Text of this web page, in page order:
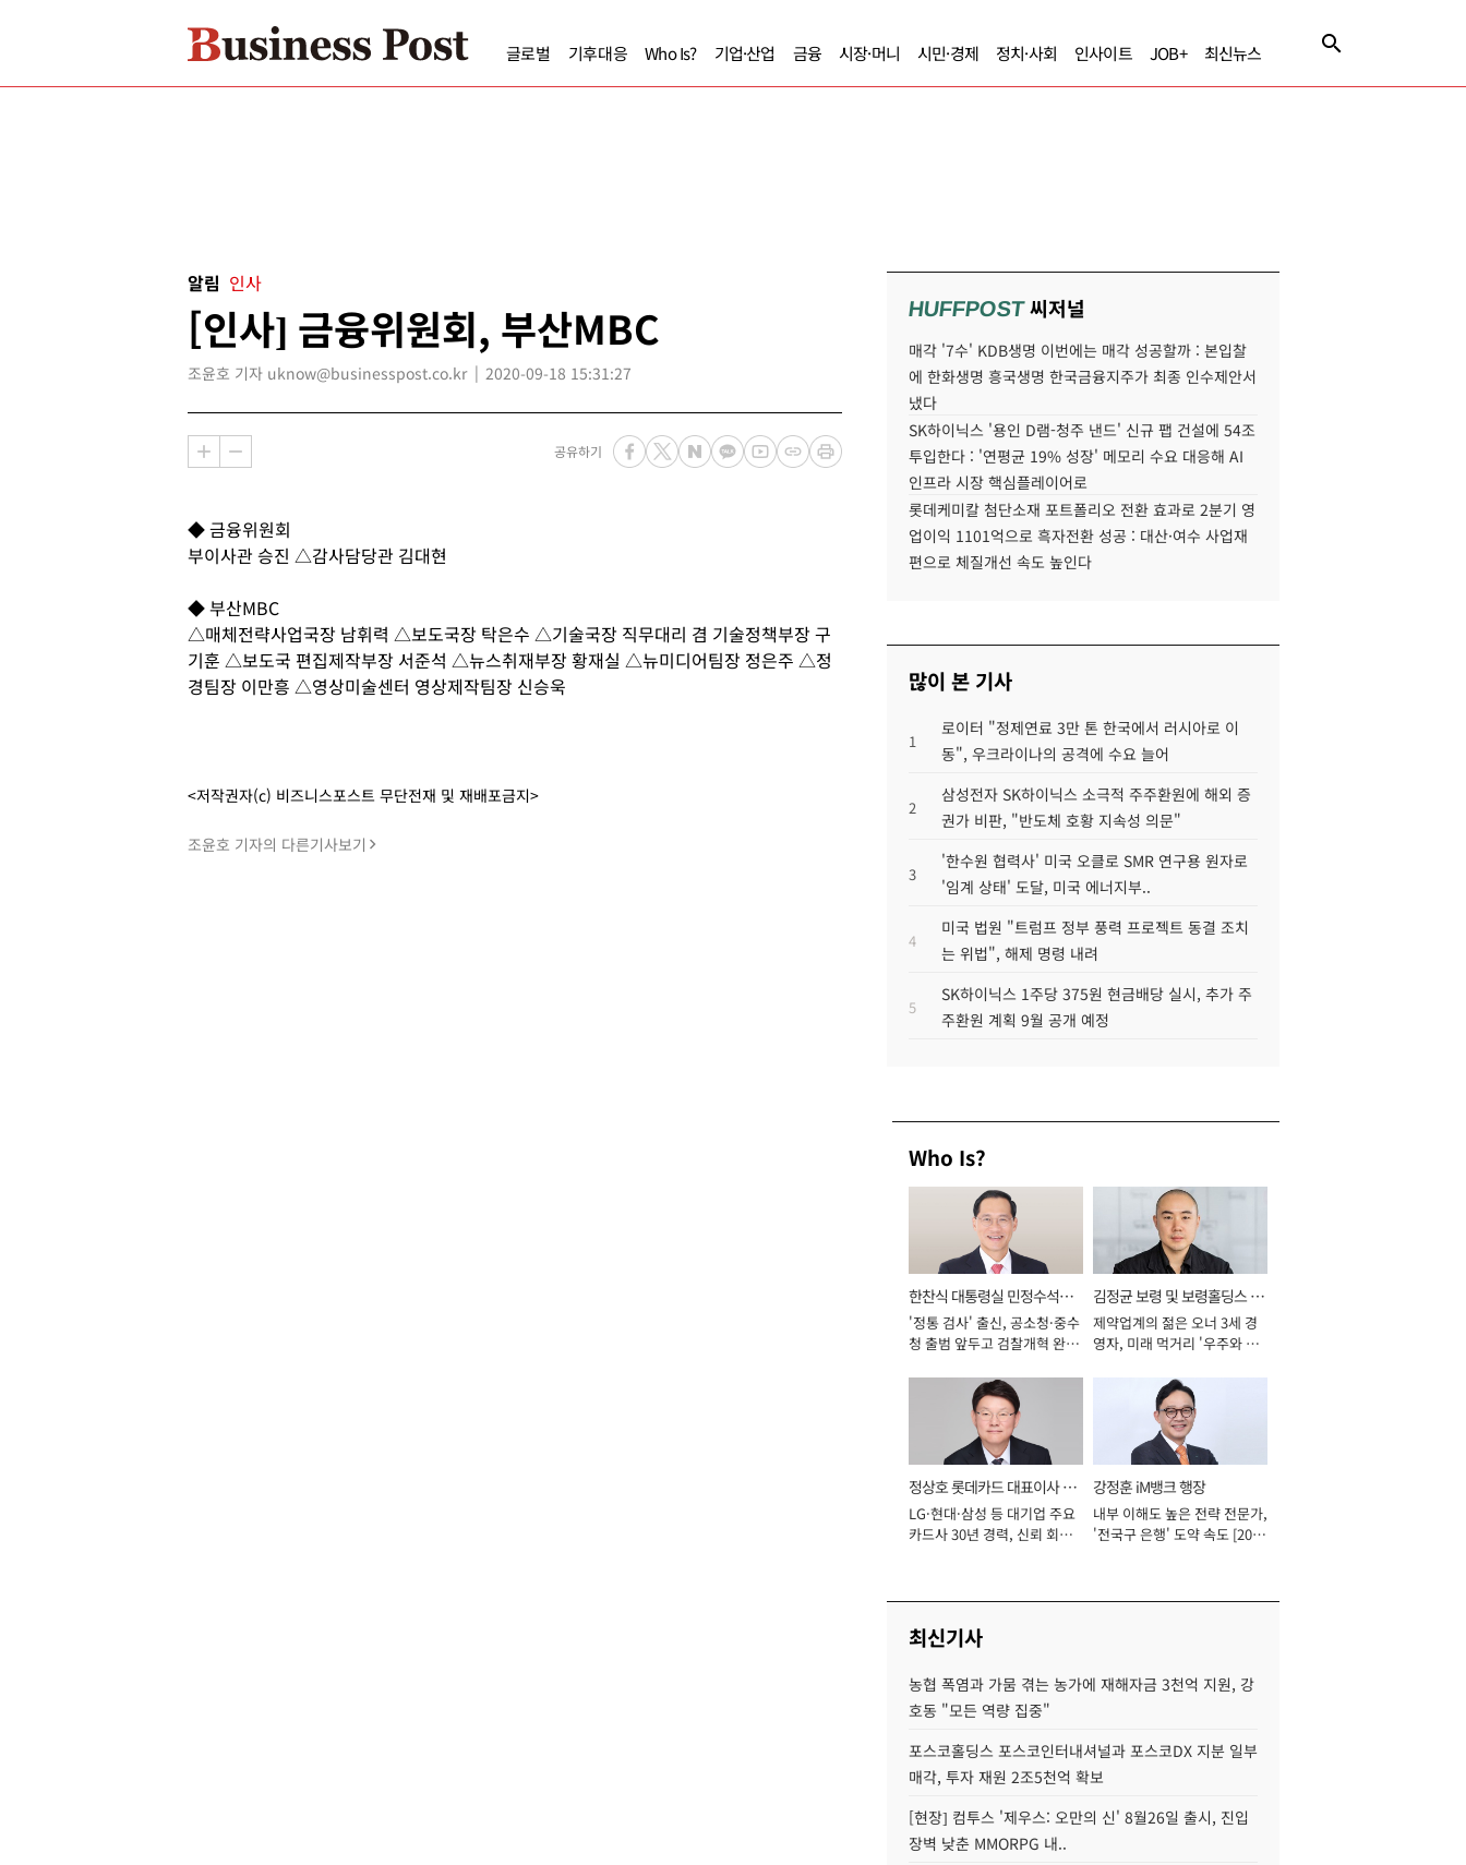
글로벌 기후대응 Who Is? 기업·산업 금융 시장·머니 시민·경제 정치·사회 인사이트 JOB+ 최신뉴스
알림 인사
[인사] 금융위원회, 부산MBC
조윤호 기자 uknow@businesspost.co.kr 2020-09-18 15:31:27
공유하기
◆ 금융위원회
부이사관 승진 △감사담당관 김대현
◆ 부산MBC
△매체전략사업국장 남휘력 △보도국장 탁은수 △기술국장 직무대리 겸 기술정책부장 구
기훈 △보도국 편집제작부장 서준석 △뉴스취재부장 황재실 △뉴미디어팀장 정은주 △정
경팀장 이만흥 △영상미술센터 영상제작팀장 신승욱
<저작권자(c) 비즈니스포스트 무단전재 및 재배포금지>
조윤호 기자의 다른기사보기
HUFFPOST씨저널
매각 '7수' KDB생명 이번에는 매각 성공할까 : 본입찰
에 한화생명 흥국생명 한국금융지주가 최종 인수제안서
냈다
SK하이닉스 '용인 D램-청주 낸드' 신규 팹 건설에 54조
투입한다 : '연평균 19% 성장' 메모리 수요 대응해 AI
인프라 시장 핵심플레이어로
롯데케미칼 첨단소재 포트폴리오 전환 효과로 2분기 영
업이익 1101억으로 흑자전환 성공 : 대산·여수 사업재
편으로 체질개선 속도 높인다
많이 본 기사
1
로이터 "정제연료 3만 톤 한국에서 러시아로 이
동", 우크라이나의 공격에 수요 늘어
2
삼성전자 SK하이닉스 소극적 주주환원에 해외 증
권가 비판, "반도체 호황 지속성 의문"
3
'한수원 협력사' 미국 오클로 SMR 연구용 원자로
'임계 상태' 도달, 미국 에너지부..
4
미국 법원 "트럼프 정부 풍력 프로젝트 동결 조치
는 위법", 해제 명령 내려
5
SK하이닉스 1주당 375원 현금배당 실시, 추가 주
주환원 계획 9월 공개 예정
Who Is?
한찬식 대통령실 민정수석비
서관
'정통 검사' 출신, 공소청·중수
청 출범 앞두고 검찰개혁 완수
김정균 보령 및 보령홀딩스 대
표이사 사장
제약업계의 젊은 오너 3세 경
영자, 미래 먹거리 '우주와 헬
정상호 롯데카드 대표이사 사
장
LG·현대·삼성 등 대기업 주요
카드사 30년 경력, 신뢰 회복
강정훈 iM뱅크 행장
내부 이해도 높은 전략 전문가,
'전국구 은행' 도약 속도 [2026
최신기사
농협 폭염과 가뭄 겪는 농가에 재해자금 3천억 지원, 강
호동 "모든 역량 집중"
포스코홀딩스 포스코인터내셔널과 포스코DX 지분 일부
매각, 투자 재원 2조5천억 확보
[현장] 컴투스 '제우스: 오만의 신' 8월26일 출시, 진입
장벽 낮춘 MMORPG 내..